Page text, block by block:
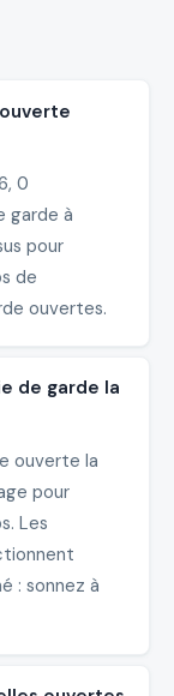
0
garde à
pour
de
ouvertes.
de garde la
ouverte la
pour
Les
: sonnez à